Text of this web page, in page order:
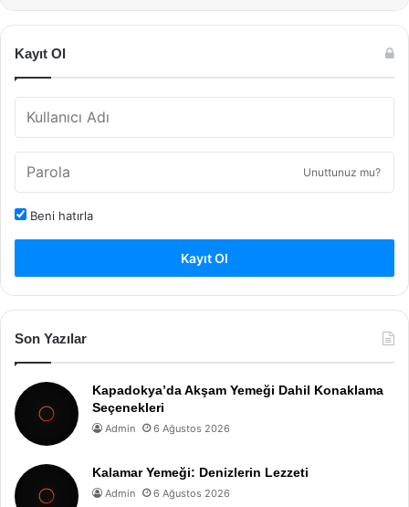
Kayıt Ol
Unuttunuz mu?
Beni hatırla
Kayıt Ol
Son Yazılar
Kapadokya’da Akşam Yemeği Dahil Konaklama
Seçenekleri
Admin 6 Ağustos 2026
Kalamar Yemeği: Denizlerin Lezzeti
Admin 6 Ağustos 2026